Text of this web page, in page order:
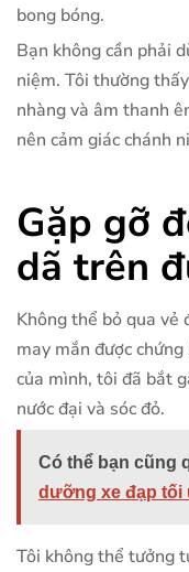
bong bóng.
Bạn không cần phải
niệm. Tôi thường
nhàng và âm thanh
nên cảm giác chánh
Gặp gỡ
dã trên
Không thể bỏ qua vẻ
may mắn được
của mình, tôi đã bắt
nước đại và sóc đỏ.
Có thể bạn cũng
dưỡng xe đạp tối
Tôi không thể tưởng